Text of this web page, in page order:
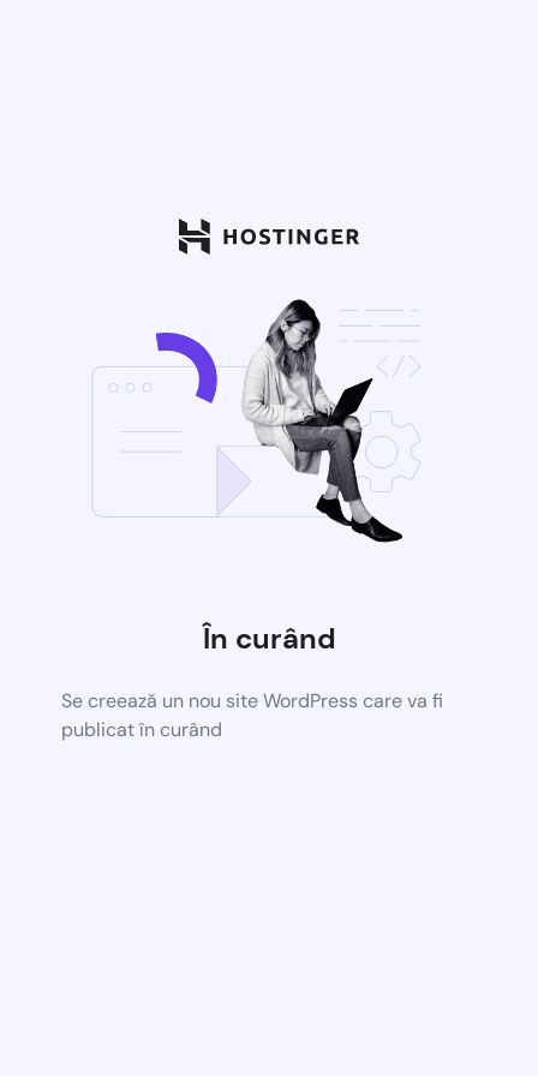
În curând
Se creează un nou site WordPress care va fi
publicat în curând